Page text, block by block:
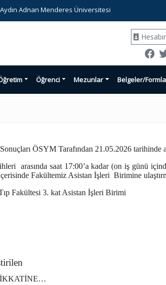
Aydın Adnan Menderes Üniversitesi
Öğrenci Mezunlar Belgeler/
ÖSYM Tarafından 21.05.2026 tarihinde
arasında saat 17:00’a kadar (on iş günü
Fakültemiz Asistan İşleri Birimine
Fakültesi 3. kat Asistan İşleri Birimi